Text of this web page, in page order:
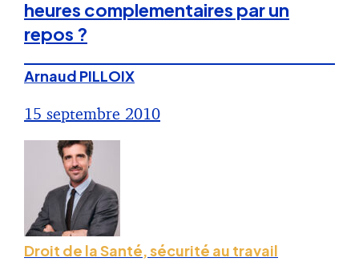
heures complementaires par un
repos ?
Arnaud PILLOIX
15 septembre 2010
Droit de la Santé, sécurité au travail